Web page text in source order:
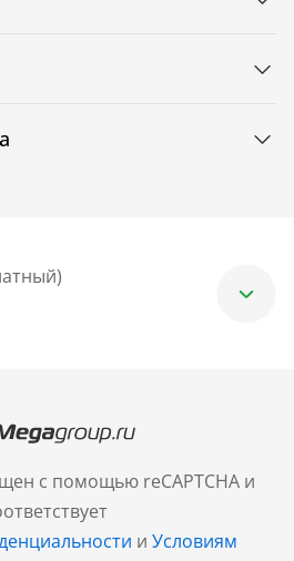
с помощью reCAPTCHA и
и Условиям